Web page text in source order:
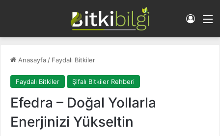
Giriş
Anasayfa / Faydalı Bitkiler
Faydalı Bitkiler Şifalı Bitkiler Rehberi
Efedra – Doğal Yollarla
Enerjinizi Yükseltin